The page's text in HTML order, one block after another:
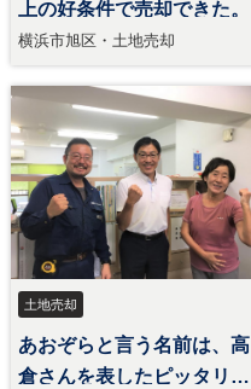
上の好条件で売却できた。
横浜市旭区・土地売却
土地売却
あおぞらと言う名前は、高
倉さんを表したピッタリの